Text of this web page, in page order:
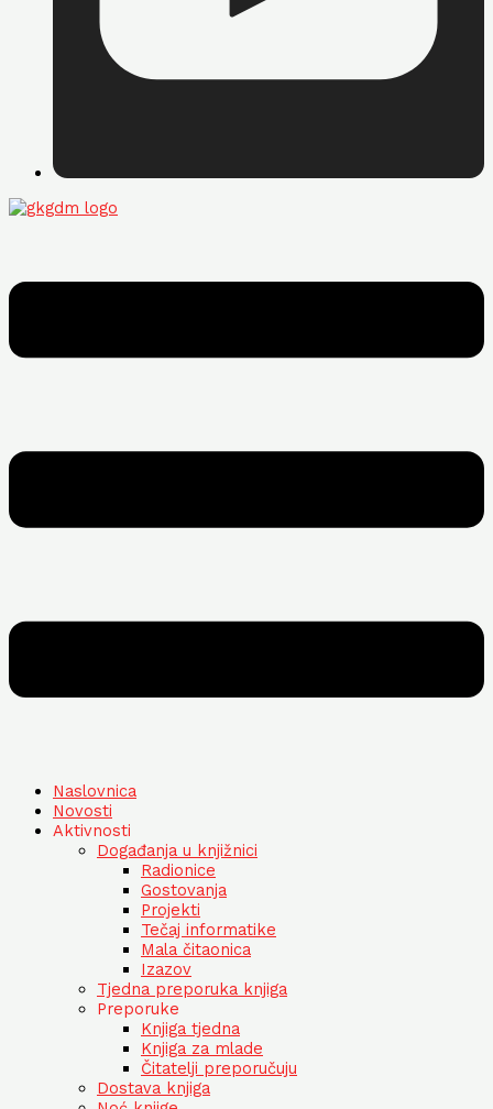
Naslovnica
Novosti
Aktivnosti
Događanja u knjižnici
Radionice
Gostovanja
Projekti
Tečaj informatike
Mala čitaonica
Izazov
Tjedna preporuka knjiga
Preporuke
Knjiga tjedna
Knjiga za mlade
Čitatelji preporučuju
Dostava knjiga